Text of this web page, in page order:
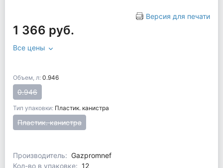
Версия для печати
1 366 руб.
Все цены
Объем, л: 0.946
0.946
Тип упаковки: Пластик. канистра
Пластик. канистра
Производитель: Gazpromnef
Кол-во в упаковке: 12